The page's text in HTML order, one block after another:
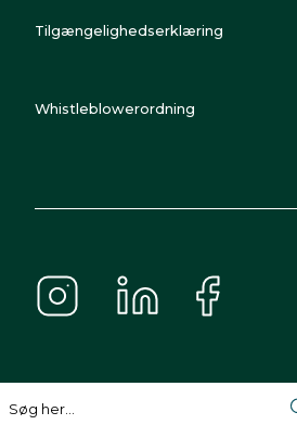
Søg her...
Tilgængelighedserklæring
Whistleblowerordning